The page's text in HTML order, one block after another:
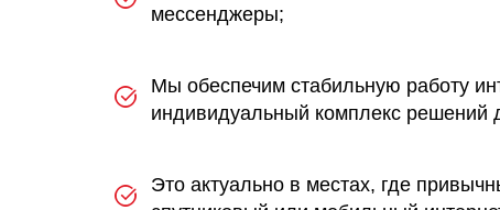
мессенджеры;
Мы обеспечим стабильную работу
индивидуальный комплекс решений
Это актуально в местах, где